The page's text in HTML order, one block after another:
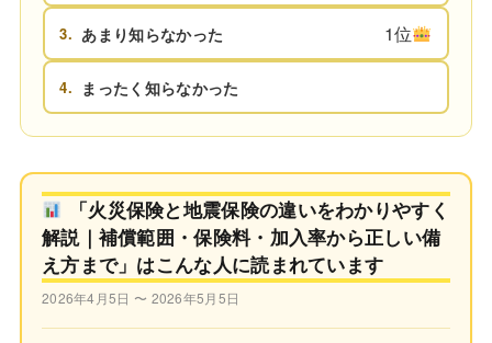
3. あまり知らなかった 1位
4. まったく知らなかった
「火災保険と地震保険の違いをわかりやすく
解説｜補償範囲・保険料・加入率から正しい備
え方まで」はこんな人に読まれています
2026年4月5日 〜 2026年5月5日